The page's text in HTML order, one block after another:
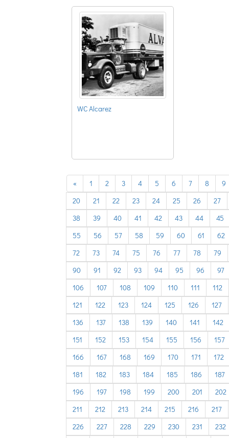
WC Alcarez
« previous
1 2 3 4 5 6 7 8
9
20
21 22 23 24 25 26
27
38
39 40 41 42 43 44
45
55
56 57 58 59 60 61
62
72
73 74 75 76 77 78
79
90
91 92 93 94 95 96
97
106
107 108 109 110 111
112
121
122 123 124 125 126
127
136
137 138 139 140 141
142
151
152 153 154 155 156
157
166
167 168 169 170 171
172
181
182 183 184 185 186
187
196
197 198 199 200 201
202
211
212 213 214 215 216
217
226
227 228 229 230 231 232